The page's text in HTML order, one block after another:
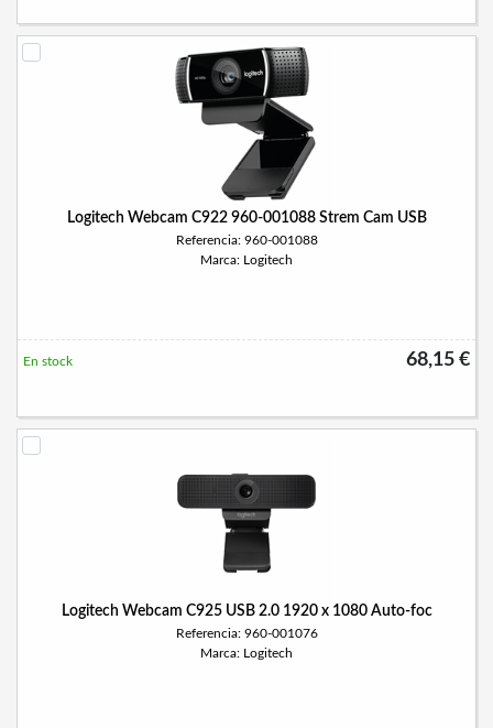
Logitech Webcam C922 960-001088 Strem Cam USB
Referencia: 960-001088
Marca: Logitech
68,15 €
En stock
Logitech Webcam C925 USB 2.0 1920 x 1080 Auto-foc
Referencia: 960-001076
Marca: Logitech